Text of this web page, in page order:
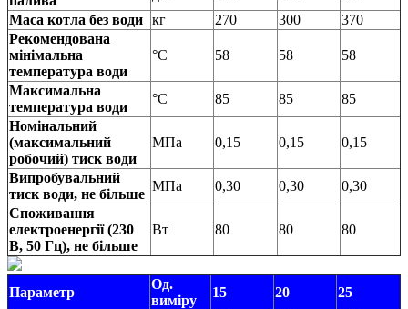
Маса котла без води кг 270 300
370
Рекомендована
мінімальна
температура води
°C 58 58 58
Максимальна
температура води
°C 85 85
85
Номінальний
(максимальний
робочий) тиск води
МПа 0,15 0,15 0,15
Випробувальний
тиск води, не більше
МПа 0,30 0,30
0,30
Споживання
електроенергії (230
В, 50 Гц), не більше
Вт 80 80 80
Параметр
Од.
виміру
15 20
25